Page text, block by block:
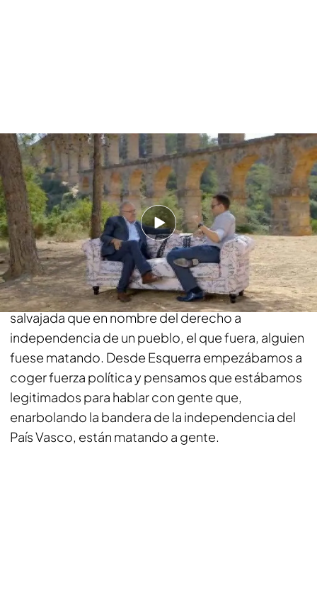
Tú has estado en uno de los episodios de tu vida
que a mí me parece más fascinante: Tu reunión
con ETA.
Es que no fue ir a reunirme con ETA como
presidente de la Generalitat. Yo en aquel
momento era presidente de Esquerra, y en
Esquerra acordamos que nos parecía una
salvajada que en nombre del derecho a
independencia de un pueblo, el que fuera, alguien
fuese matando. Desde Esquerra empezábamos a
coger fuerza política y pensamos que estábamos
legitimados para hablar con gente que,
enarbolando la bandera de la independencia del
País Vasco, están matando a gente.